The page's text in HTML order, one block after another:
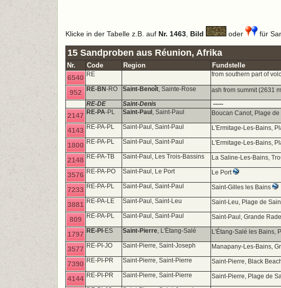
Klicke in der Tabelle z.B. auf Nr. 1463 Bild oder für
15 Sandproben aus Réunion, Afrika
Nr. Code Region Fundstelle
6540 RE from southern part of
952 RE-BN-RO Saint-Benoît, Sainte-Rose ash from summit (2631
RE-DE Saint-Denis -----
2147 RE-PA-PL Saint-Paul , Saint-Paul Boucan Canot, Plage
4143 RE-PA-PL Saint-Paul, Saint-Paul L'Ermitage-Les-Bains,
1800 RE-PA-PL Saint-Paul, Saint-Paul L'Ermitage-Les-Bains,
2148 RE-PA-TB Saint-Paul, Les Trois-Bassins La Saline-Les-Bains,
3576 RE-PA-PO Saint-Paul, Le Port Le Port
7233 RE-PA-PL Saint-Paul, Saint-Paul Saint-Gilles les Bains
3881 RE-PA-LE Saint-Paul, Saint-Leu Saint-Leu, Plage de
809 RE-PA-PL Saint-Paul, Saint-Paul Saint-Paul, Grande
1797 RE-PI -ES Saint-Pierre, L'Étang-Salé L'Étang-Salé les Bains,
3577 RE-PI-JO Saint-Pierre, Saint-Joseph Manapany-Les-Bains,
7390 RE-PI-PR Saint-Pierre, Saint-Pierre Saint-Pierre, Black
4144 RE-PI-PR Saint-Pierre, Saint-Pierre Saint-Pierre, Plage de